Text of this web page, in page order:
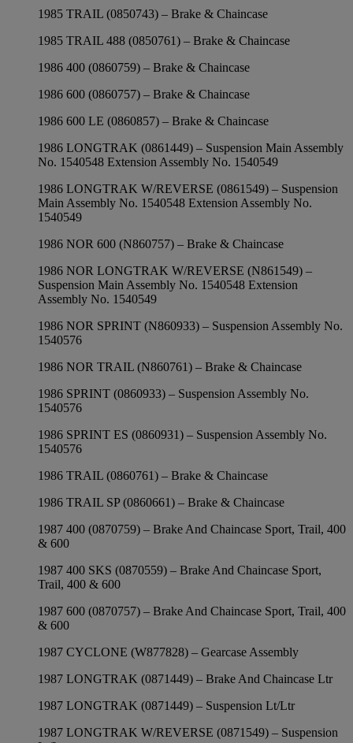
1985 TRAIL (0850743) – Brake & Chaincase
1985 TRAIL 488 (0850761) – Brake & Chaincase
1986 400 (0860759) – Brake & Chaincase
1986 600 (0860757) – Brake & Chaincase
1986 600 LE (0860857) – Brake & Chaincase
1986 LONGTRAK (0861449) – Suspension Main Assembly
No. 1540548 Extension Assembly No. 1540549
1986 LONGTRAK W/REVERSE (0861549) – Suspension
Main Assembly No. 1540548 Extension Assembly No.
1540549
1986 NOR 600 (N860757) – Brake & Chaincase
1986 NOR LONGTRAK W/REVERSE (N861549) –
Suspension Main Assembly No. 1540548 Extension
Assembly No. 1540549
1986 NOR SPRINT (N860933) – Suspension Assembly No.
1540576
1986 NOR TRAIL (N860761) – Brake & Chaincase
1986 SPRINT (0860933) – Suspension Assembly No.
1540576
1986 SPRINT ES (0860931) – Suspension Assembly No.
1540576
1986 TRAIL (0860761) – Brake & Chaincase
1986 TRAIL SP (0860661) – Brake & Chaincase
1987 400 (0870759) – Brake And Chaincase Sport, Trail, 400
& 600
1987 400 SKS (0870559) – Brake And Chaincase Sport,
Trail, 400 & 600
1987 600 (0870757) – Brake And Chaincase Sport, Trail, 400
& 600
1987 CYCLONE (W877828) – Gearcase Assembly
1987 LONGTRAK (0871449) – Brake And Chaincase Ltr
1987 LONGTRAK (0871449) – Suspension Lt/Ltr
1987 LONGTRAK W/REVERSE (0871549) – Suspension